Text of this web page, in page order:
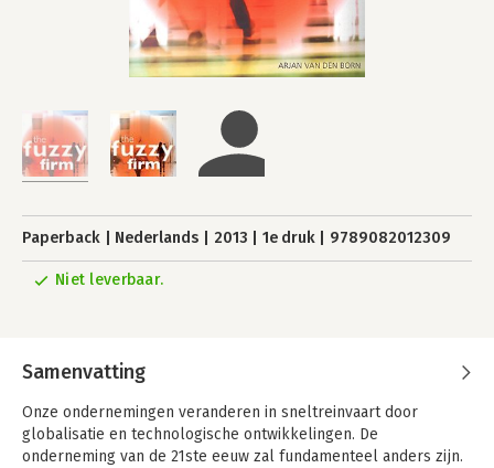
Paperback Nederlands 2013 1e druk 9789082012309
Niet leverbaar.
Samenvatting
Onze ondernemingen veranderen in sneltreinvaart door
globalisatie en technologische ontwikkelingen. De
onderneming van de 21ste eeuw zal fundamenteel anders zijn.